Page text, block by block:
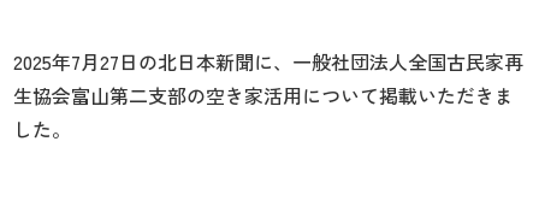
2025年7月27日の北日本新聞に、一般社団法人全国古民家再
生協会富山第二支部の空き家活用について掲載いただきま
した。